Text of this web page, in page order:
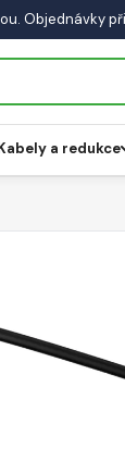
Objednávky
a redukce